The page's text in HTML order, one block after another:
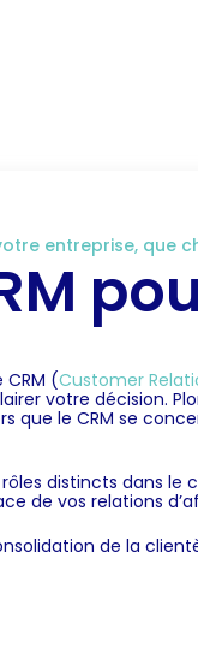
entreprise, que
(Customer
votre décision.
que le CRM se
distincts dans
de vos relations
de la